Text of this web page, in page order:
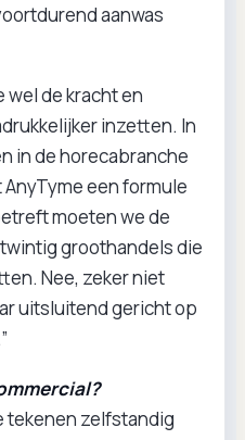
aanwas
wel de kracht en
inzetten. In
in de horecabranche
een formule
moeten we de
groothandels die
Nee, zeker niet
uitsluitend gericht op
tekenen zelfstandig